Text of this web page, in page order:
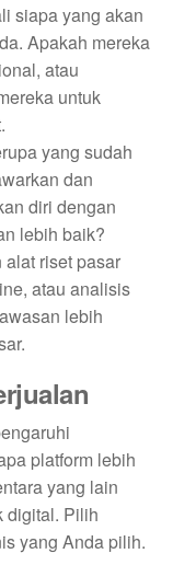
siapa yang akan
Apakah mereka
atau
untuk
yang sudah
dan
diri dengan
lebih baik?
alat riset pasar
atau analisis
lebih
platform lebih
yang lain
digital. Pilih
yang Anda pilih.